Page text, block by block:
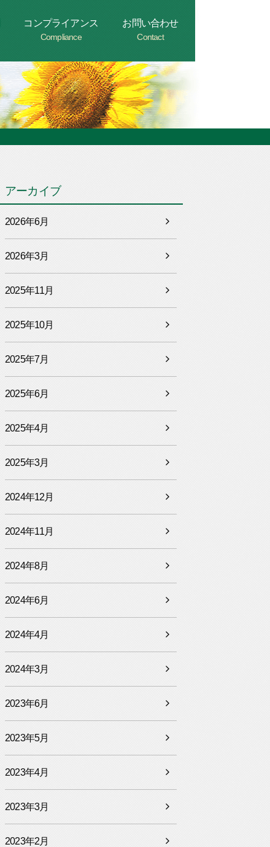
コンプライアンス
Compliance
お問い合わせ
Contact
アーカイブ
2026年6月
2026年3月
2025年11月
2025年10月
2025年7月
2025年6月
2025年4月
2025年3月
2024年12月
2024年11月
2024年8月
2024年6月
2024年4月
2024年3月
2023年6月
2023年5月
2023年4月
2023年3月
2023年2月